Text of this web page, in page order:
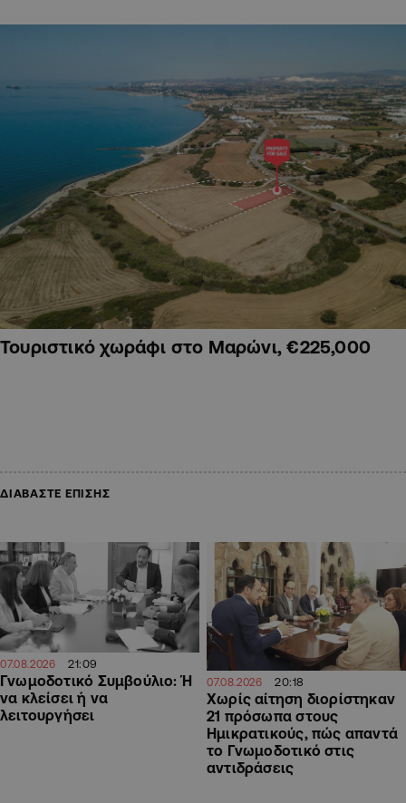
Τουριστικό χωράφι στο Μαρώνι, €225,000
ΔΙΑΒΑΣΤΕ ΕΠΙΣΗΣ
07.08.2026 21:09
Γνωμοδοτικό Συμβούλιο: Ή
να κλείσει ή να
λειτουργήσει
07.08.2026 20:18
Χωρίς αίτηση διορίστηκαν
21 πρόσωπα στους
Ημικρατικούς, πώς απαντά
το Γνωμοδοτικό στις
αντιδράσεις